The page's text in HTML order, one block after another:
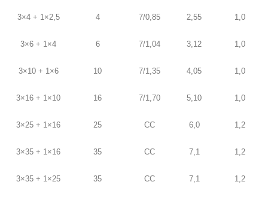
3×4 + 1×2,5 4 7/0,85 2,55 1,0
3×6 + 1×4 6 7/1,04 3,12 1,0
3×10 + 1×6 10 7/1,35 4,05 1,0
3×16 + 1×10 16 7/1,70 5,10 1,0
3×25 + 1×16 25 CC 6,0 1,2
3×35 + 1×16 35 CC 7,1 1,2
3×35 + 1×25 35 CC 7,1 1,2